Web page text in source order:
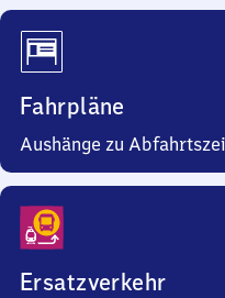
Fahrpläne
Aushänge zu
Ersatzverkehr